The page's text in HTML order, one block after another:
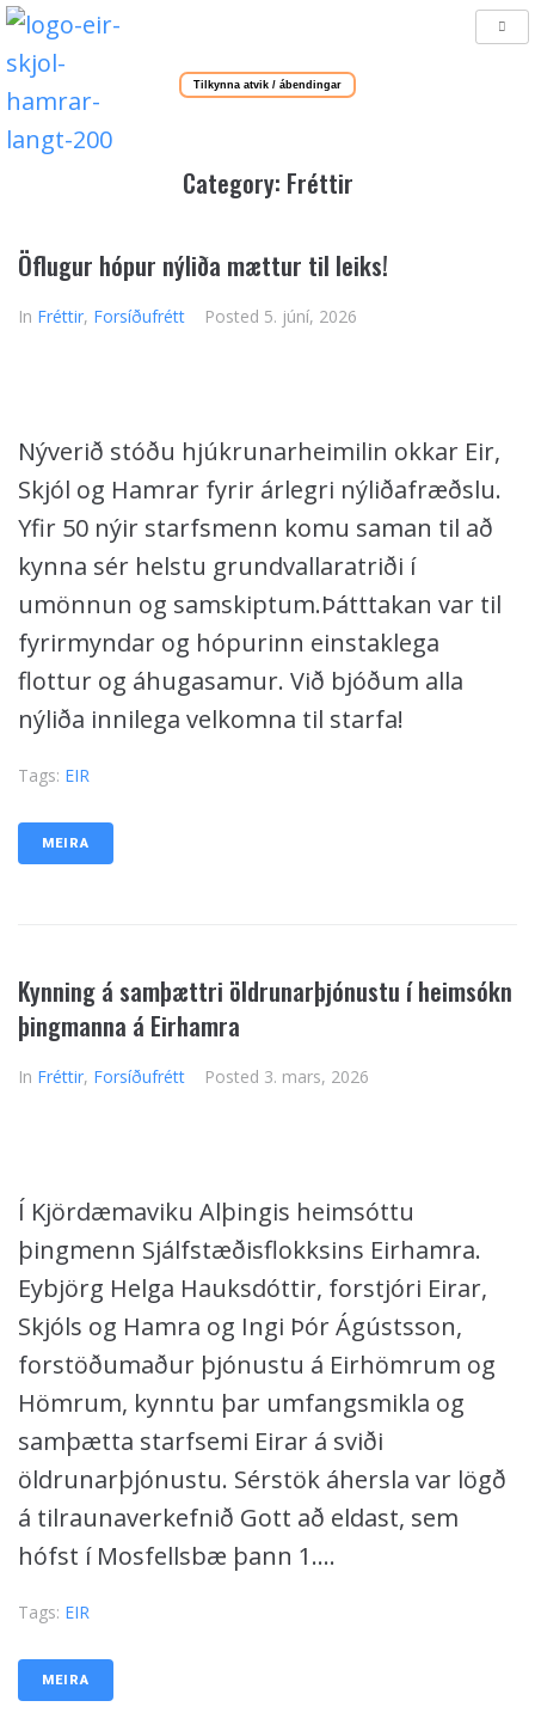
Tilkynna atvik / ábendingar
Category: Fréttir
Öflugur hópur nýliða mættur til leiks!
In Fréttir, Forsíðufrétt Posted 5. júní, 2026
Nýverið stóðu hjúkrunarheimilin okkar Eir,
Skjól og Hamrar fyrir árlegri nýliðafræðslu.
Yfir 50 nýir starfsmenn komu saman til að
kynna sér helstu grundvallaratriði í
umönnun og samskiptum.Þátttakan var til
fyrirmyndar og hópurinn einstaklega
flottur og áhugasamur. Við bjóðum alla
nýliða innilega velkomna til starfa!
Tags: EIR
MEIRA
Kynning á samþættri öldrunarþjónustu í heimsókn
þingmanna á Eirhamra
In Fréttir, Forsíðufrétt Posted 3. mars, 2026
Í Kjördæmaviku Alþingis heimsóttu
þingmenn Sjálfstæðisflokksins Eirhamra.
Eybjörg Helga Hauksdóttir, forstjóri Eirar,
Skjóls og Hamra og Ingi Þór Ágústsson,
forstöðumaður þjónustu á Eirhömrum og
Hömrum, kynntu þar umfangsmikla og
samþætta starfsemi Eirar á sviði
öldrunarþjónustu. Sérstök áhersla var lögð
á tilraunaverkefnið Gott að eldast, sem
hófst í Mosfellsbæ þann 1....
Tags: EIR
MEIRA